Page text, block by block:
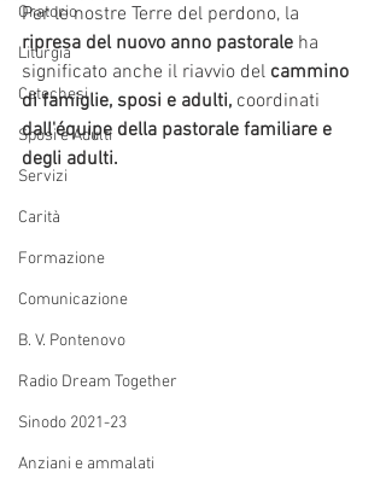
Oratorio
Liturgia
Catechesi
Sposi e Adulti
Servizi
Carità
Formazione
Comunicazione
B. V. Pontenovo
Radio Dream Together
Sinodo 2021-23
Anziani e ammalati
Per le nostre Terre del perdono, la
ripresa del nuovo anno pastorale ha
significato anche il riavvio del cammino
di famiglie, sposi e adulti, coordinati
dall'équipe della pastorale familiare e
degli adulti.